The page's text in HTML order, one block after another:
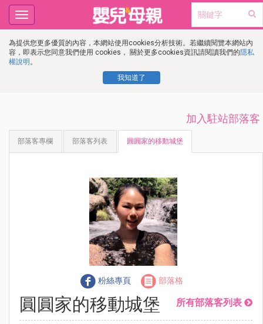
為提供您更多優質的內容，本網站使用cookies分析技術。若繼續閱覽本網站內
容，即表示您同意我們使用 cookies， 關於更多cookies資訊請閱讀我們的隱私
權說明 。
我知道了
Toggle
navigation
加入駐站部落客
部落客專欄 部落客列表 圓圓家的移動城堡
粉絲專頁 部落格
圓圓家的移動城堡 所有部落客列表